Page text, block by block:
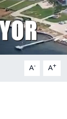
A- A+